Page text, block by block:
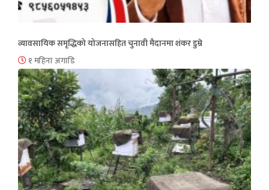
व्यावसायिक समृद्धिको योजनासहित चुनावी मैदानमा शंकर डुम्रे
१ महिना अगाडि